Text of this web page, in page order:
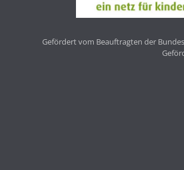
Gefördert vom Beauftragten der